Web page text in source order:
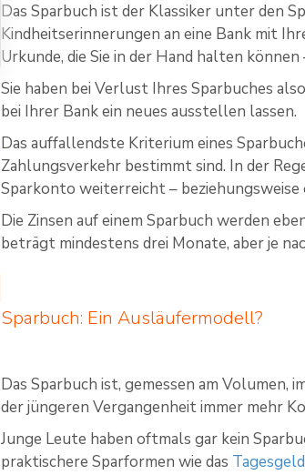
Das Sparbuch ist der Klassiker unter den
Kindheitserinnerungen an eine Bank mit
Urkunde, die Sie in der Hand halten
Sie haben bei Verlust Ihres Sparbuches
bei Ihrer Bank ein neues ausstellen lassen.
Das auffallendste Kriterium eines
Zahlungsverkehr bestimmt sind. In der
Sparkonto weiterreicht –
Die Zinsen auf einem Sparbuch werden
beträgt mindestens drei Monate, aber je
Sparbuch: Ein Ausläufermodell?
Das Sparbuch ist, gemessen am Volumen,
der jüngeren Vergangenheit immer mehr
Junge Leute haben oftmals gar kein
praktischere Sparformen wie das